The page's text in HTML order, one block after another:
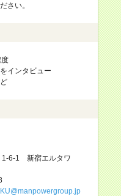
さい。
度
インタビュー
1-6-1 新宿エルタワ